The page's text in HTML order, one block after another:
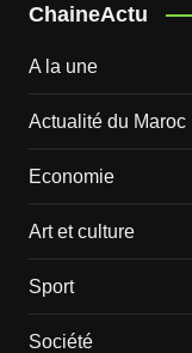
ChaineActu
A la une
Actualité du Maroc
Economie
Art et culture
Sport
Société